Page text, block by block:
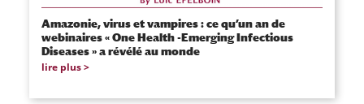
Amazonie, virus et vampires : ce qu’un an de
webinaires « One Health -Emerging Infectious
Diseases » a révélé au monde
lire plus